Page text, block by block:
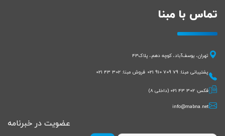
تماس با مبنا
تهران، یوسف‌آباد، کوچه دهم، پلاک43
پشتیبانی مبنا: 021 910 709 79 فروش مبنا: 021 43 302
فکس: 021 43 302 (داخلی 8)
info@mabna.net
عضویت در خبرنامه